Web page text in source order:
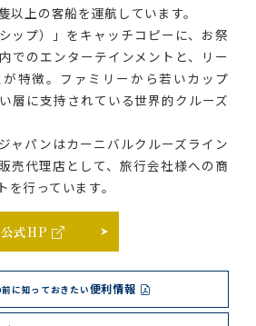
以上の客船を運航しています。
ップ）」をキャッチコピーに、お祭
でのエンターテインメントと、リー
特徴。ファミリーから若いカップ
層に支持されている世界的クルーズ
ャパンはカーニバルクルーズライン
売代理店として、旅行会社様への商
行っています。
公式HP
に知っておきたい便利情報